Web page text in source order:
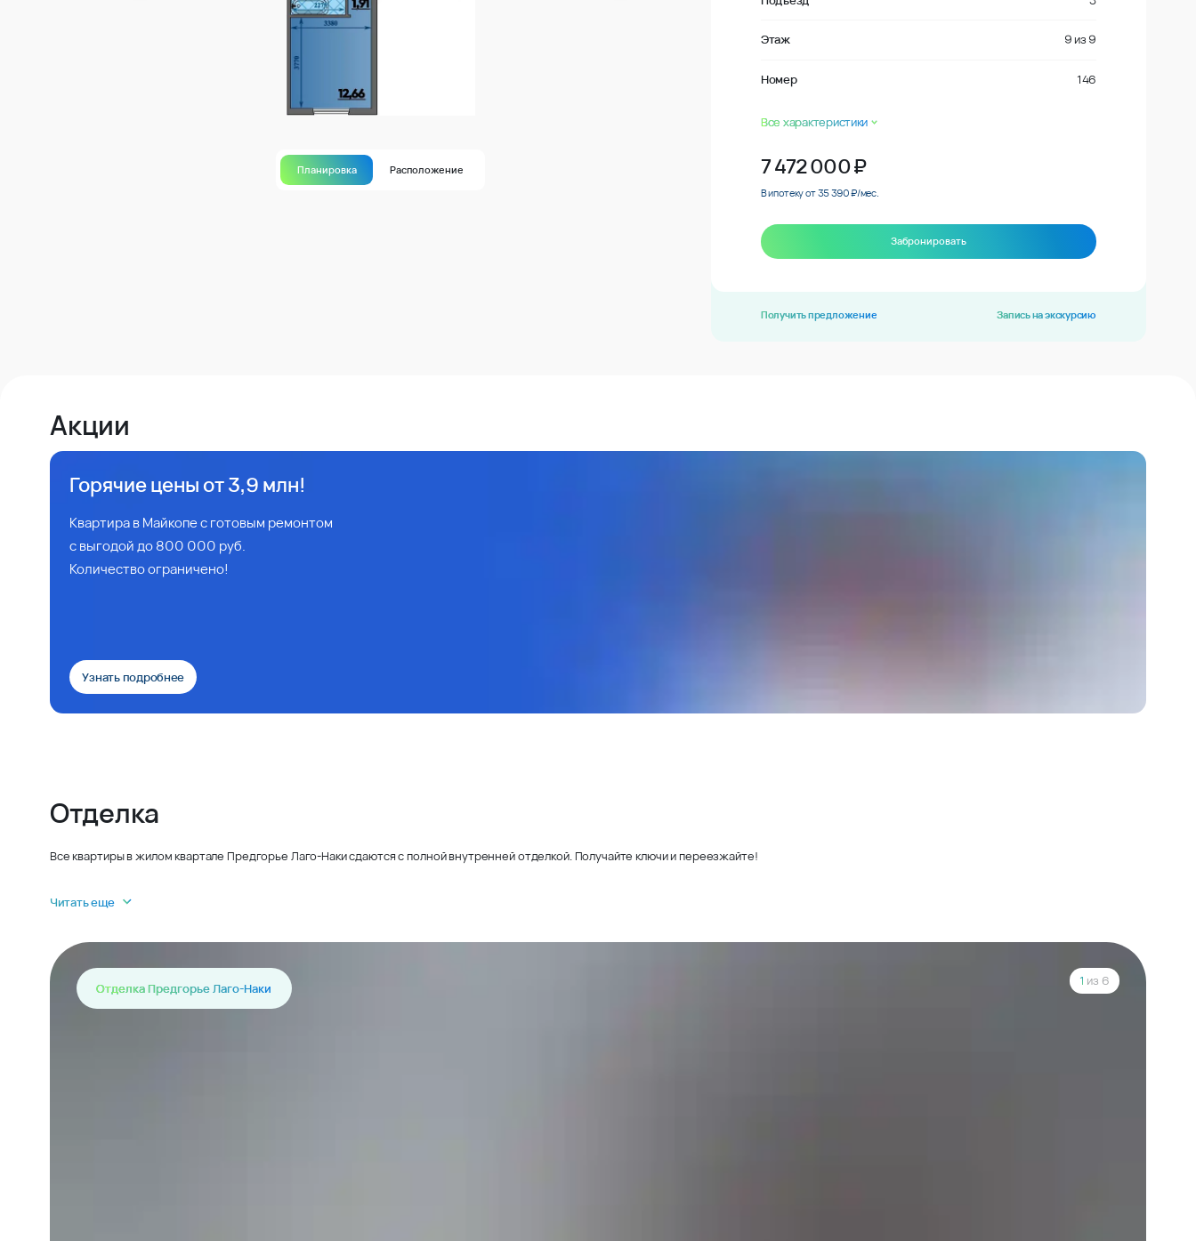
Планировка Расположение
Этаж 9 из 9
Номер 146
Все характеристики
7 472 000₽
В ипотеку от 35 390 ₽/мес.
Забронировать
Получить предложение Запись на экскурсию
Акции
Горячие цены от 3,9 млн!
Квартира в Майкопе с готовым ремонтом
с выгодой до 800 000 руб.
Количество ограничено!
Узнать подробнее
Отделка
Все квартиры в жилом квартале Предгорье Лаго-Наки сдаются с полной внутренней отделкой. Получайте ключи и переезжайте!
Читать еще
Отделка Предгорье Лаго-Наки
1 из 6